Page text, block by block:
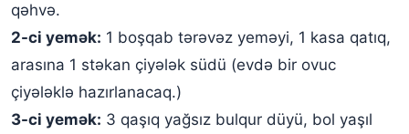
qəhvə.
2-ci yemək: 1 boşqab tərəvəz yeməyi, 1 kasa qatıq,
arasına 1 stəkan çiyələk südü (evdə bir ovuc
çiyələklə hazırlanacaq.)
3-ci yemək: 3 qaşıq yağsız bulqur düyü, bol yaşıl